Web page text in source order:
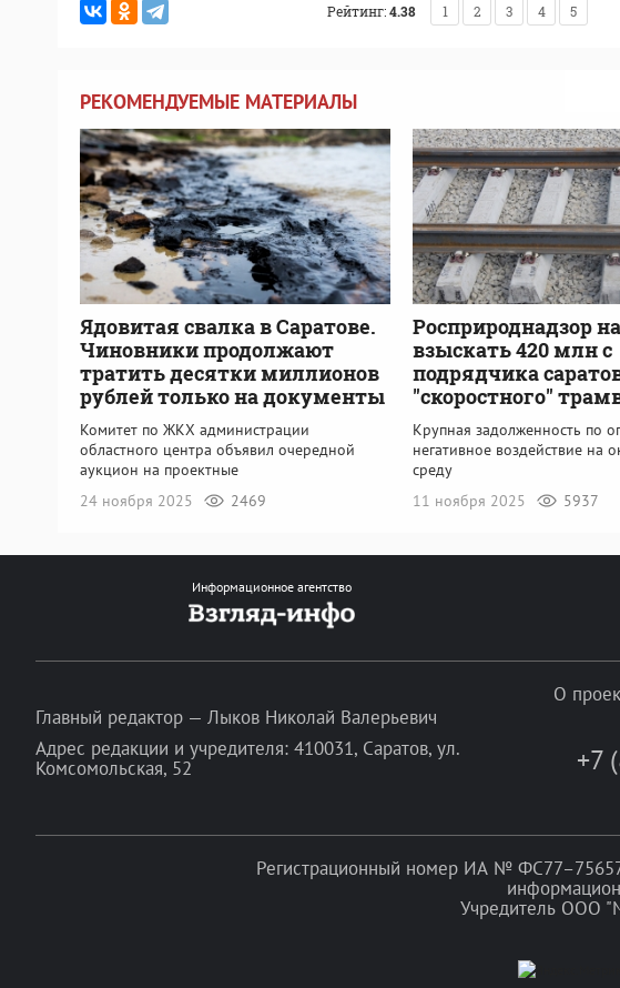
Рейтинг:4.38 1 2 3 4 5
РЕКОМЕНДУЕМЫЕ МАТЕРИАЛЫ
Ядовитая свалка в Саратове.
Чиновники продолжают
тратить десятки миллионов
рублей только на документы
Комитет по ЖКХ администрации
областного центра объявил очередной
аукцион на проектные
24 ноября 2025
2469
Росприроднадзор
взыскать 420 млн с
подрядчика
"скоростного"
Крупная задолженность по
негативное воздействие на
среду
11 ноября 2025
5937
Информационное агентство
Главный редактор — Лыков Николай Валерьевич
Адрес редакции и учредителя: 410031, Саратов, ул.
Комсомольская, 52
О
+7
Регистрационный номер ИА №
Учредитель ООО